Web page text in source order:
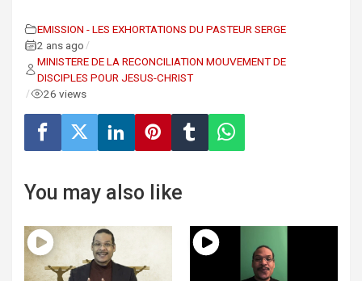
EMISSION - LES EXHORTATIONS DU PASTEUR SERGE
2 ans ago /
MINISTERE DE LA RECONCILIATION MOUVEMENT DE
DISCIPLES POUR JESUS-CHRIST
/ 26 views
You may also like